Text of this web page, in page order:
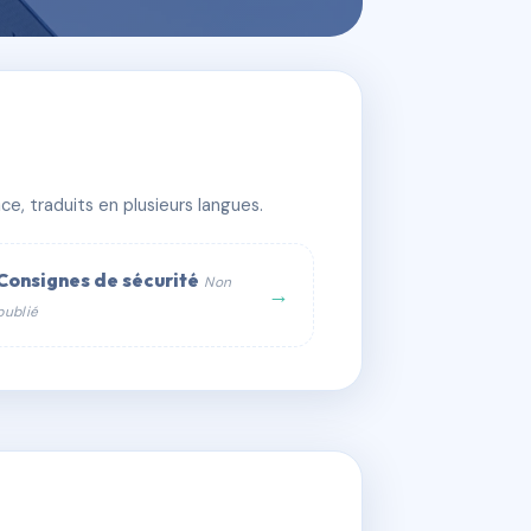
traduits en plusieurs langues.
de sécurité Non
→